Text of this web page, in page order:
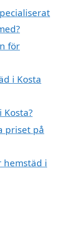
för
i Kosta
priset på
hemstäd i